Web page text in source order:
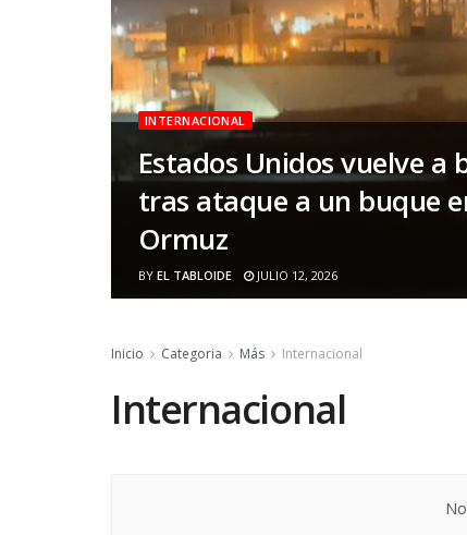
INTERNACIONAL
Estados Unidos vuelve a
tras ataque a un buque
Ormuz
BY EL TABLOIDE JULIO 12, 2026
Inicio Categoria Más Internacional
Internacional